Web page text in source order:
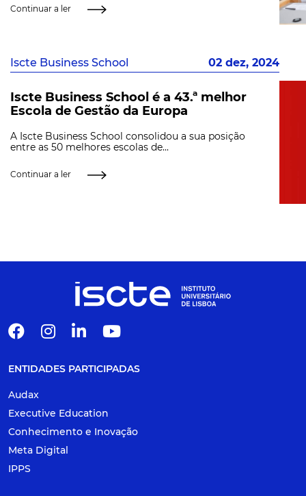
Continuar a ler
Iscte Business School 02 dez, 2024
Iscte Business School é a 43.ª melhor
Escola de Gestão da Europa
A Iscte Business School consolidou a sua posição
entre as 50 melhores escolas de...
Continuar a ler
ENTIDADES PARTICIPADAS
Audax
Executive Education
Conhecimento e Inovação
Meta Digital
IPPS